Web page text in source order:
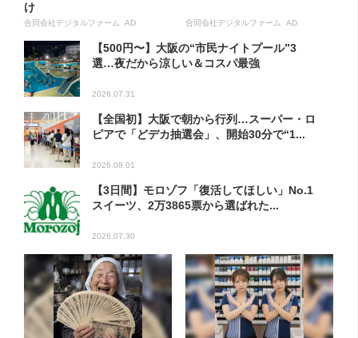
け
合同会社デジタルファーム AD 合同会社デジタルファーム AD
【500円〜】大阪の“市民ナイトプール”3
選…夜だから涼しい＆コスパ最強
2026.07.31
【全国初】大阪で朝から行列…スーパー・ロ
ピアで「どデカ抽選会」、開始30分で“1...
2026.08.01
【3日間】モロゾフ「復活してほしい」No.1
スイーツ、2万3865票から選ばれた...
2026.07.30